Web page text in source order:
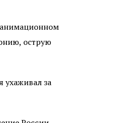
острую
ухаживал за